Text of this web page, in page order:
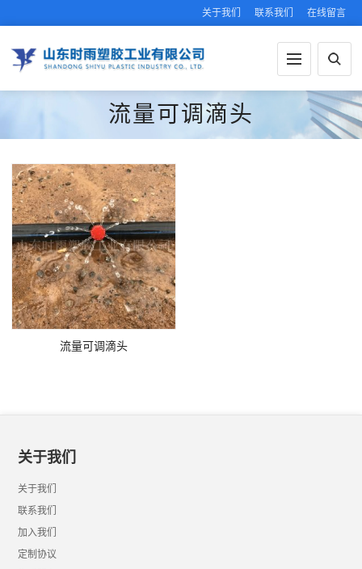
关于我们 联系我们 在线留言
流量可调滴头
流量可调滴头
关于我们
关于我们
联系我们
加入我们
定制协议